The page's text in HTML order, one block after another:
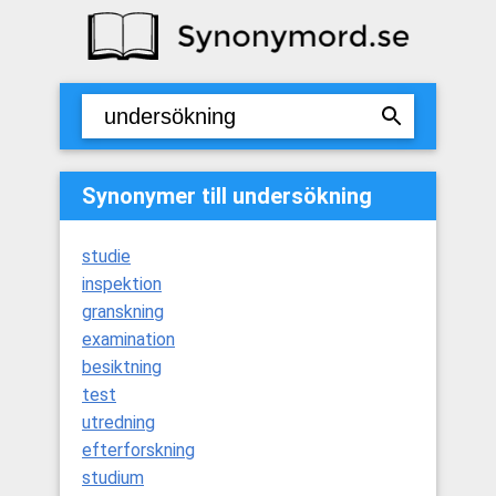
Synonymer till undersökning
studie
inspektion
granskning
examination
besiktning
test
utredning
efterforskning
studium